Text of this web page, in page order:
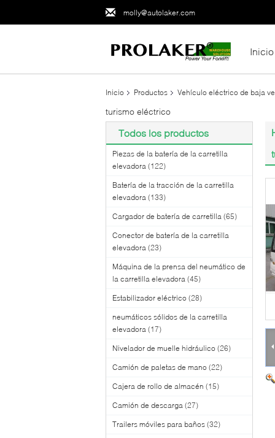
molly@autolaker.com
Inicio
Inicio Productos Vehículo eléctrico de baja
turismo eléctrico
Todos los productos
Piezas de la batería de la carretilla
elevadora (122)
Batería de la tracción de la carretilla
elevadora (133)
Cargador de batería de carretilla (65)
Conector de batería de la carretilla
elevadora (23)
Máquina de la prensa del neumático de
la carretilla elevadora (45)
Estabilizador eléctrico (28)
neumáticos sólidos de la carretilla
elevadora (17)
Nivelador de muelle hidráulico (26)
Camión de paletas de mano (22)
Cajera de rollo de almacén (15)
Camión de descarga (27)
Trailers móviles para baños (32)